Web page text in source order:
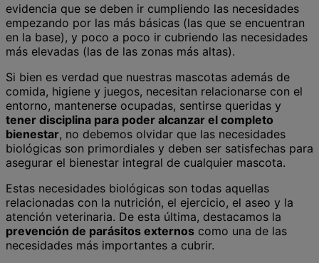
evidencia que se deben ir cumpliendo las necesidades
empezando por las más básicas (las que se encuentran
en la base), y poco a poco ir cubriendo las necesidades
más elevadas (las de las zonas más altas).
Si bien es verdad que nuestras mascotas además de
comida, higiene y juegos, necesitan relacionarse con el
entorno, mantenerse ocupadas, sentirse queridas y
tener disciplina para poder alcanzar el completo
bienestar, no debemos olvidar que las necesidades
biológicas son primordiales y deben ser satisfechas para
asegurar el bienestar integral de cualquier mascota.
Estas necesidades biológicas son todas aquellas
relacionadas con la nutrición, el ejercicio, el aseo y la
atención veterinaria. De esta última, destacamos la
prevención de parásitos externos como una de las
necesidades más importantes a cubrir.